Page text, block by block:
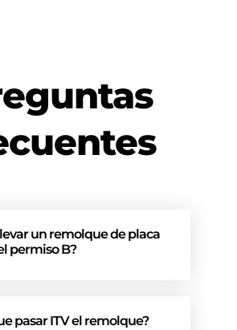
un remolque de placa
permiso B?
pasar ITV el remolque?